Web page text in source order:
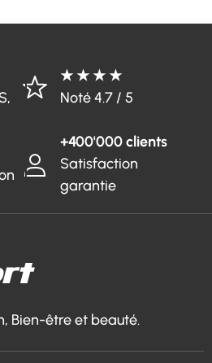
★ ★ ★ ★
Noté 4.7 / 5
+400'000 clients
Satisfaction
garantie
Bien-être et beauté.